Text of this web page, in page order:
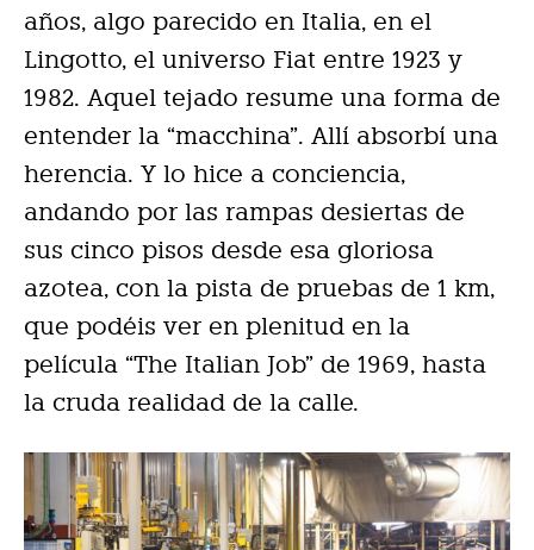
años, algo parecido en Italia, en el
Lingotto, el universo Fiat entre 1923 y
1982. Aquel tejado resume una forma de
entender la “macchina”. Allí absorbí una
herencia. Y lo hice a conciencia,
andando por las rampas desiertas de
sus cinco pisos desde esa gloriosa
azotea, con la pista de pruebas de 1 km,
que podéis ver en plenitud en la
película “The Italian Job” de 1969, hasta
la cruda realidad de la calle.